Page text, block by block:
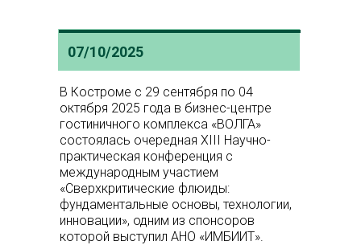
07/10/2025
В Костроме с 29 сентября по 04
октября 2025 года в бизнес-центре
гостиничного комплекса «ВОЛГА»
состоялась очередная ХIII Научно-
практическая конференция с
международным участием
«Сверхкритические флюиды:
фундаментальные основы, технологии,
инновации», одним из спонсоров
которой выступил АНО «ИМБИИТ».